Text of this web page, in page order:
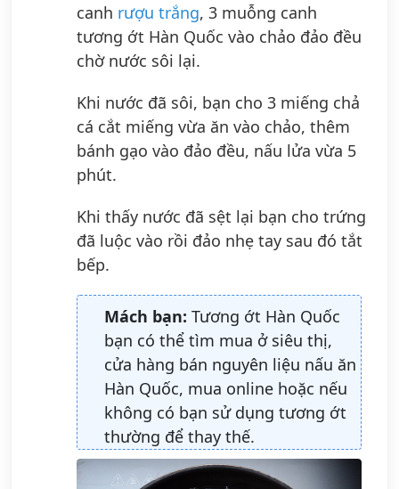
canh rượu trắng, 3 muỗng canh
tương ớt Hàn Quốc vào chảo đảo đều
chờ nước sôi lại.
Khi nước đã sôi, bạn cho 3 miếng chả
cá cắt miếng vừa ăn vào chảo, thêm
bánh gạo vào đảo đều, nấu lửa vừa 5
phút.
Khi thấy nước đã sệt lại bạn cho trứng
đã luộc vào rồi đảo nhẹ tay sau đó tắt
bếp.
Mách bạn: Tương ớt Hàn Quốc
bạn có thể tìm mua ở siêu thị,
cửa hàng bán nguyên liệu nấu ăn
Hàn Quốc, mua online hoặc nếu
không có bạn sử dụng tương ớt
thường để thay thế.